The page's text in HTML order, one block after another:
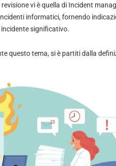
vi è quella di Incident
informatici, fornendo
significativo.
questo tema, si è partiti dalla